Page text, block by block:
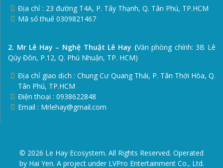
Địa chỉ : 23 đường T4A, P. Tây Thạnh, Q. Tân Phú, TP.HCM
Mã số thuế 0309821467
2. Mr Lê Hay – Nghệ Thuật Lê Hay (Văn phòng chính: 3B Lê
Qúy Đôn, P.12, Q. Phú Nhuận, TP. HCM)
Địa chỉ giao dịch : Chung Cư Quang Thái, P. Tân Thới Hòa, Q.
Tân Phú, TP.HCM
Điện thoại : 0938622848
Email : Mrlehay@gmail.com
© 2026 Le Hay Ecosystem. All Rights Reserved. Operated
by Hai Yen. A project under LVPro Entertainment Co., Ltd.